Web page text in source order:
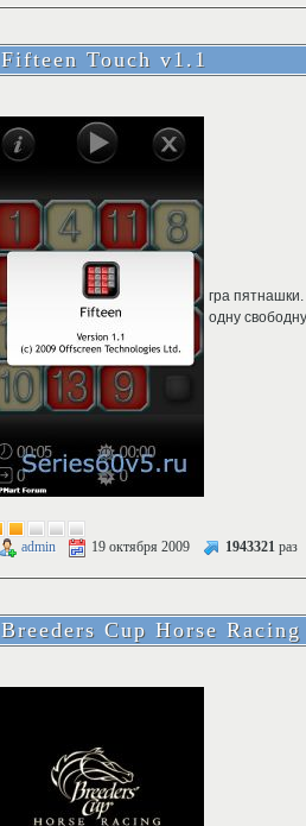
Fifteen Touch v1.1
гра
одну
admin 19 октября 2009 1943321 раз
Breeders Cup Horse Racing